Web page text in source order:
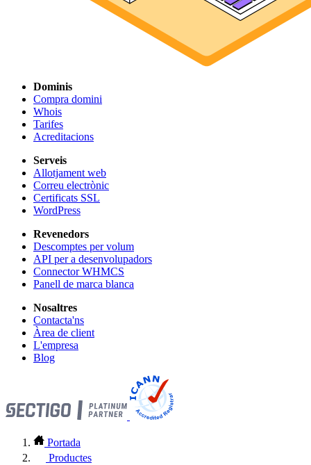
Dominis
Compra domini
Whois
Tarifes
Acreditacions
Serveis
Allotjament web
Correu electrònic
Certificats SSL
WordPress
Revenedors
Descomptes per volum
API per a desenvolupadors
Connector WHMCS
Panell de marca blanca
Nosaltres
Contacta'ns
Àrea de client
L'empresa
Blog
Portada
Productes